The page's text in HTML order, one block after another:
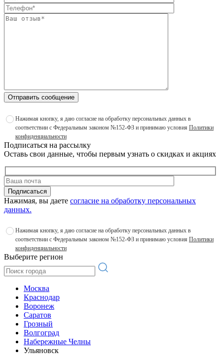
Отправить сообщение
Нажимая кнопку, я даю согласие на обработку персональных данных в
соответствии с Федеральным законом №152-ФЗ и принимаю условия Политики
конфиденциальности
Подписаться на рассылку
Оставь свои данные, чтобы первым узнать о скидках и акциях
Подписаться
Нажимая, вы даете согласие на обработку персональных
данных.
Нажимая кнопку, я даю согласие на обработку персональных данных в
соответствии с Федеральным законом №152-ФЗ и принимаю условия Политики
конфиденциальности
Выберите регион
Москва
Краснодар
Воронеж
Саратов
Грозный
Волгоград
Набережные Челны
Ульяновск